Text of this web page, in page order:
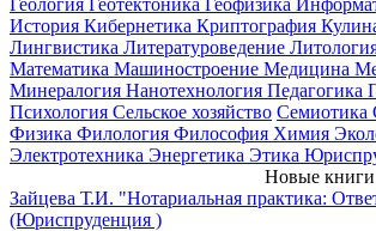
Геология Геотектоника Геофизика
История Кибернетика Криптография
Лингвистика Литературоведение
Математика Машиностроение Медицина
Минералогия Нанотехнология Педагогика
Психология Сельское хозяйство Семиотика
Физика Филология Философия Химия
Электротехника Энергетика Этика
Новые книги
Зайцева Т.И. "Нотариальная практика:
(Юриспруденция )